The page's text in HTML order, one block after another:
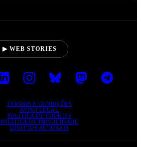
▶ WEB STORIES
TERMOS E CONDIÇÕES
AVISO LEGAL
POLÍTICA DE COOKIES
POLÍTICA DE PRIVACIDADE
DIREITOS AUTORAIS